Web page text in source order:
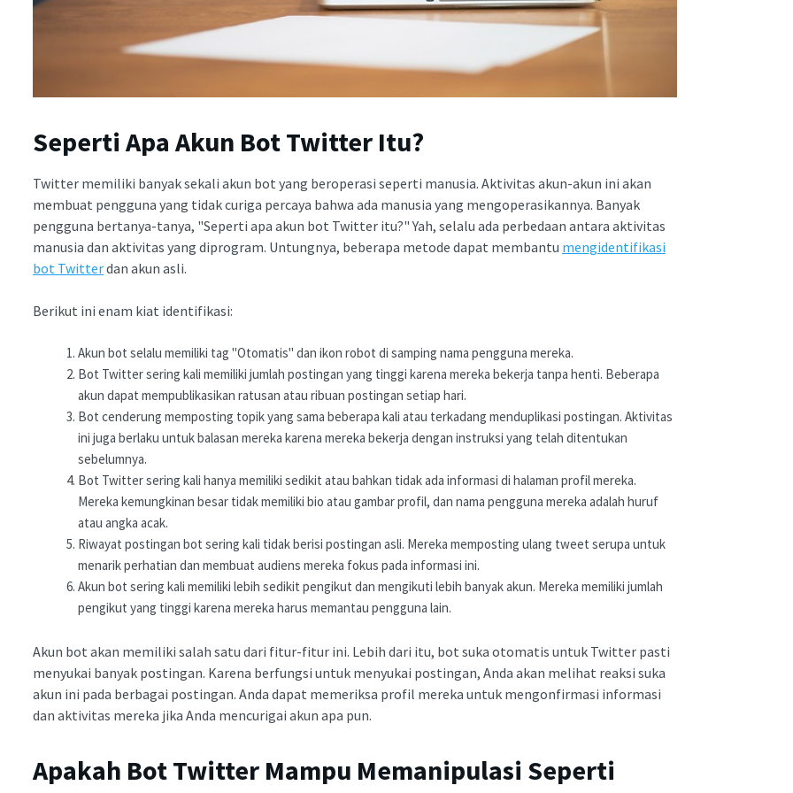
Seperti Apa Akun Bot Twitter Itu?
Twitter memiliki banyak sekali akun bot yang beroperasi seperti manusia. Aktivitas akun-akun ini akan
membuat pengguna yang tidak curiga percaya bahwa ada manusia yang mengoperasikannya. Banyak
pengguna bertanya-tanya, "Seperti apa akun bot Twitter itu?" Yah, selalu ada perbedaan antara aktivitas
manusia dan aktivitas yang diprogram. Untungnya, beberapa metode dapat membantu mengidentifikasi
bot Twitterdan akun asli.
Berikut ini enam kiat identifikasi:
Akun bot selalu memiliki tag "Otomatis" dan ikon robot di samping nama pengguna mereka.
Bot Twitter sering kali memiliki jumlah postingan yang tinggi karena mereka bekerja tanpa henti. Beberapa
akun dapat mempublikasikan ratusan atau ribuan postingan setiap hari.
Bot cenderung memposting topik yang sama beberapa kali atau terkadang menduplikasi postingan. Aktivitas
ini juga berlaku untuk balasan mereka karena mereka bekerja dengan instruksi yang telah ditentukan
sebelumnya.
Bot Twitter sering kali hanya memiliki sedikit atau bahkan tidak ada informasi di halaman profil mereka.
Mereka kemungkinan besar tidak memiliki bio atau gambar profil, dan nama pengguna mereka adalah huruf
atau angka acak.
Riwayat postingan bot sering kali tidak berisi postingan asli. Mereka memposting ulang tweet serupa untuk
menarik perhatian dan membuat audiens mereka fokus pada informasi ini.
Akun bot sering kali memiliki lebih sedikit pengikut dan mengikuti lebih banyak akun. Mereka memiliki jumlah
pengikut yang tinggi karena mereka harus memantau pengguna lain.
Akun bot akan memiliki salah satu dari fitur-fitur ini. Lebih dari itu, bot suka otomatis untuk Twitter pasti
menyukai banyak postingan. Karena berfungsi untuk menyukai postingan, Anda akan melihat reaksi suka
akun ini pada berbagai postingan. Anda dapat memeriksa profil mereka untuk mengonfirmasi informasi
dan aktivitas mereka jika Anda mencurigai akun apa pun.
Apakah Bot Twitter Mampu Memanipulasi Seperti